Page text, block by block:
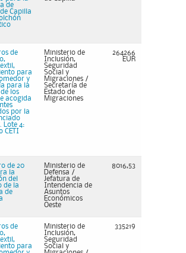
de
Capilla
de
para
y
para la
los
acogida
por la
Lote 4:
Ministerio de
Inclusión,
Seguridad
Social y
Migraciones /
Secretaría de
Estado de
Migraciones
264266
EUR
de 20
la
del
de la
de
Ministerio de
Defensa /
Jefatura de
Intendencia de
Asuntos
Económicos
Oeste
8016,53
de
para
Ministerio de
Inclusión,
Seguridad
Social y
335219